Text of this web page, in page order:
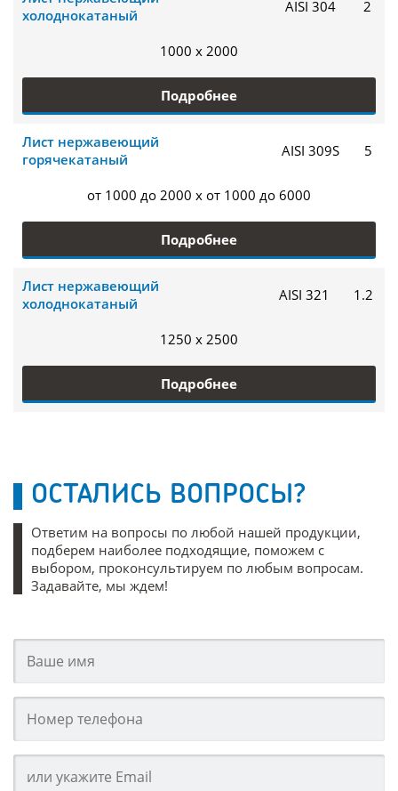
холоднокатаный
AISI 304 2
1000 x 2000
Подробнее
Лист нержавеющий
горячекатаный
AISI 309S 5
от 1000 до 2000 x от 1000 до 6000
Подробнее
Лист нержавеющий
холоднокатаный
AISI 321 1.2
1250 x 2500
Подробнее
ОСТАЛИСЬ ВОПРОСЫ?
Ответим на вопросы по любой нашей продукции,
подберем наиболее подходящие, поможем с
выбором, проконсультируем по любым вопросам.
Задавайте, мы ждем!